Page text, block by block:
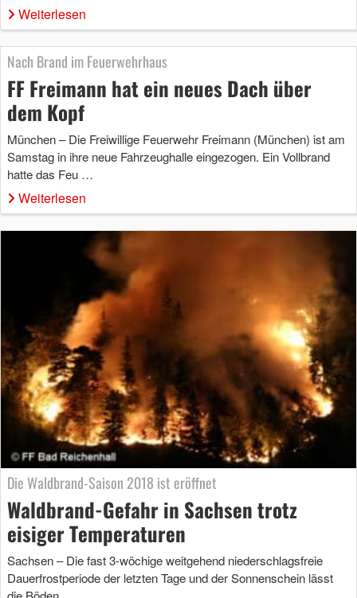
Weiterlesen
Nach Brand im Feuerwehrhaus
FF Freimann hat ein neues Dach über
dem Kopf
München – Die Freiwillige Feuerwehr Freimann (München) ist am
Samstag in ihre neue Fahrzeughalle eingezogen. Ein Vollbrand
hatte das Feu …
Weiterlesen
Die Waldbrand-Saison 2018 ist eröffnet
Waldbrand-Gefahr in Sachsen trotz
eisiger Temperaturen
Sachsen – Die fast 3-wöchige weitgehend niederschlagsfreie
Dauerfrostperiode der letzten Tage und der Sonnenschein lässt